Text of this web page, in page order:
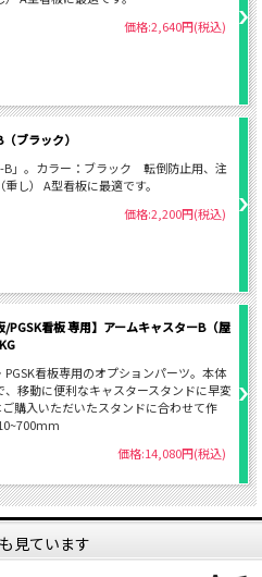
価格:2,640円(税込)
ブラック）
B」。カラー：ブラック 転倒防止用、注
し） A型看板に最適です。
価格:2,200円(税込)
/PGSK看板 専用】アームキャスターB（屋
PGSK看板専用のオプションパーツ。本体
、移動に便利なキャスタースタンドに早変
購入いただいたスタンドに合わせて作
価格:14,080円(税込)
見ています